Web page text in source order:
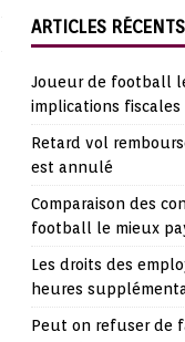
ARTICLES RÉCENTS
Joueur de football
implications fiscales
Retard vol
est annulé
Comparaison des
football le mieux
Les droits des
heures
Peut on refuser de